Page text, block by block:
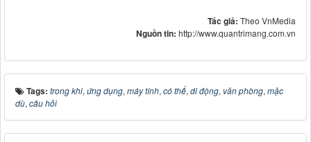
Tác giả: Theo VnMedia
Nguồn tin: http://www.quantrimang.com.vn
Tags: trong khi, ứng dụng, máy tính, có thể, di động, văn phòng, mặc
dù, câu hỏi